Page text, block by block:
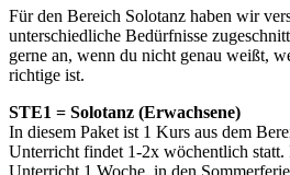
Für den Bereich Solotanz haben wir
unterschiedliche Bedürfnisse
gerne an, wenn du nicht genau weißt,
richtige ist.
STE1 = Solotanz (Erwachsene)
In diesem Paket ist 1 Kurs aus dem
Unterricht findet 1-2x wöchentlich